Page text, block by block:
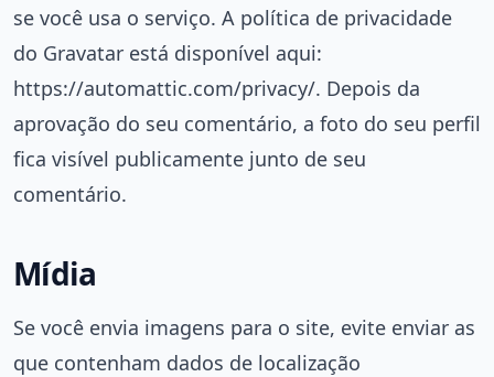
se você usa o serviço. A política de privacidade
do Gravatar está disponível aqui:
https://automattic.com/privacy/. Depois da
aprovação do seu comentário, a foto do seu perfil
fica visível publicamente junto de seu
comentário.
Mídia
Se você envia imagens para o site, evite enviar as
que contenham dados de localização